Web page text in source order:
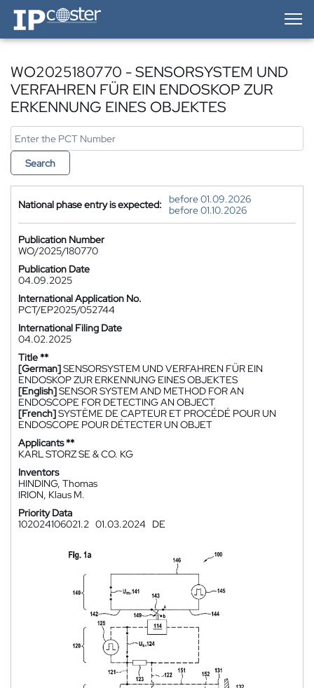
IP-Coster — Home
WO2025180770 - SENSORSYSTEM UND
VERFAHREN FÜR EIN ENDOSKOP ZUR
ERKENNUNG EINES OBJEKTES
Search
National phase entry is expected:
before 01.09.2026
before 01.10.2026
Publication Number
WO/2025/180770
Publication Date
04.09.2025
International Application No.
PCT/EP2025/052744
International Filing Date
04.02.2025
Title **
[German]SENSORSYSTEM UND VERFAHREN FÜR EIN
ENDOSKOP ZUR ERKENNUNG EINES OBJEKTES
[English]SENSOR SYSTEM AND METHOD FOR AN
ENDOSCOPE FOR DETECTING AN OBJECT
[French]SYSTÈME DE CAPTEUR ET PROCÉDÉ POUR UN
ENDOSCOPE POUR DÉTECTER UN OBJET
Applicants **
KARL STORZ SE & CO. KG
Inventors
HINDING, Thomas
IRION, Klaus M.
Priority Data
102024106021.2 01.03.2024 DE